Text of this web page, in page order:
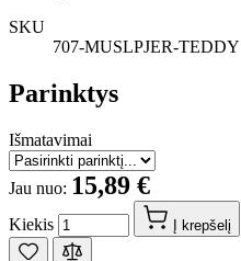
SKU
707-MUSLPJER-TEDDY
Parinktys
Išmatavimai
Jau nuo: 15,89 €
Kiekis Į krepšelį